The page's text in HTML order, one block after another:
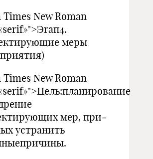
Times New Roman
меры
Times New Roman
мер, при­
устранить